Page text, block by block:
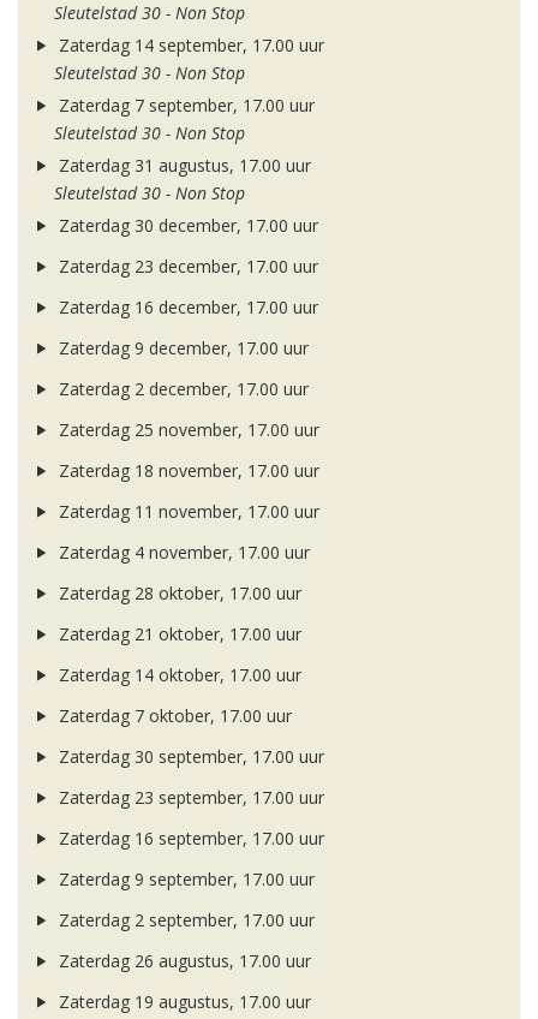
Sleutelstad 30 - Non Stop
Zaterdag 14 september, 17.00 uur
Sleutelstad 30 - Non Stop
Zaterdag 7 september, 17.00 uur
Sleutelstad 30 - Non Stop
Zaterdag 31 augustus, 17.00 uur
Sleutelstad 30 - Non Stop
Zaterdag 30 december, 17.00 uur
Zaterdag 23 december, 17.00 uur
Zaterdag 16 december, 17.00 uur
Zaterdag 9 december, 17.00 uur
Zaterdag 2 december, 17.00 uur
Zaterdag 25 november, 17.00 uur
Zaterdag 18 november, 17.00 uur
Zaterdag 11 november, 17.00 uur
Zaterdag 4 november, 17.00 uur
Zaterdag 28 oktober, 17.00 uur
Zaterdag 21 oktober, 17.00 uur
Zaterdag 14 oktober, 17.00 uur
Zaterdag 7 oktober, 17.00 uur
Zaterdag 30 september, 17.00 uur
Zaterdag 23 september, 17.00 uur
Zaterdag 16 september, 17.00 uur
Zaterdag 9 september, 17.00 uur
Zaterdag 2 september, 17.00 uur
Zaterdag 26 augustus, 17.00 uur
Zaterdag 19 augustus, 17.00 uur